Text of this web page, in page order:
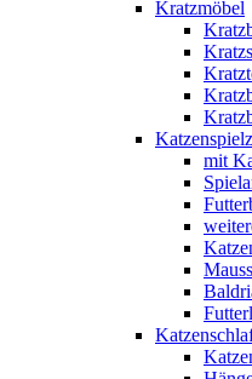
Kratzmöbel
mit